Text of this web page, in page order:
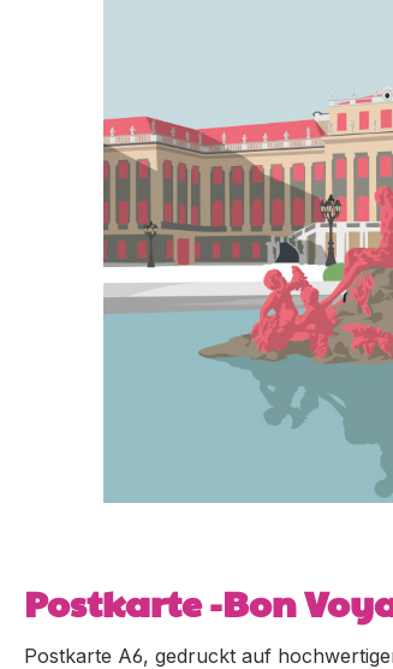
Postkarte -Bon
Postkarte A6, gedruckt auf